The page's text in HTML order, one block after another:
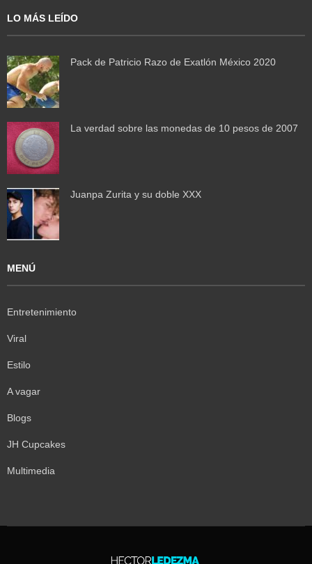
LO MÁS LEÍDO
Pack de Patricio Razo de Exatlón México 2020
La verdad sobre las monedas de 10 pesos de 2007
Juanpa Zurita y su doble XXX
MENÚ
Entretenimiento
Viral
Estilo
A vagar
Blogs
JH Cupcakes
Multimedia